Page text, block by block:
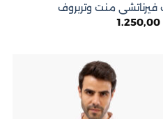
فيرناتشى منت وتربروف
1.250,00